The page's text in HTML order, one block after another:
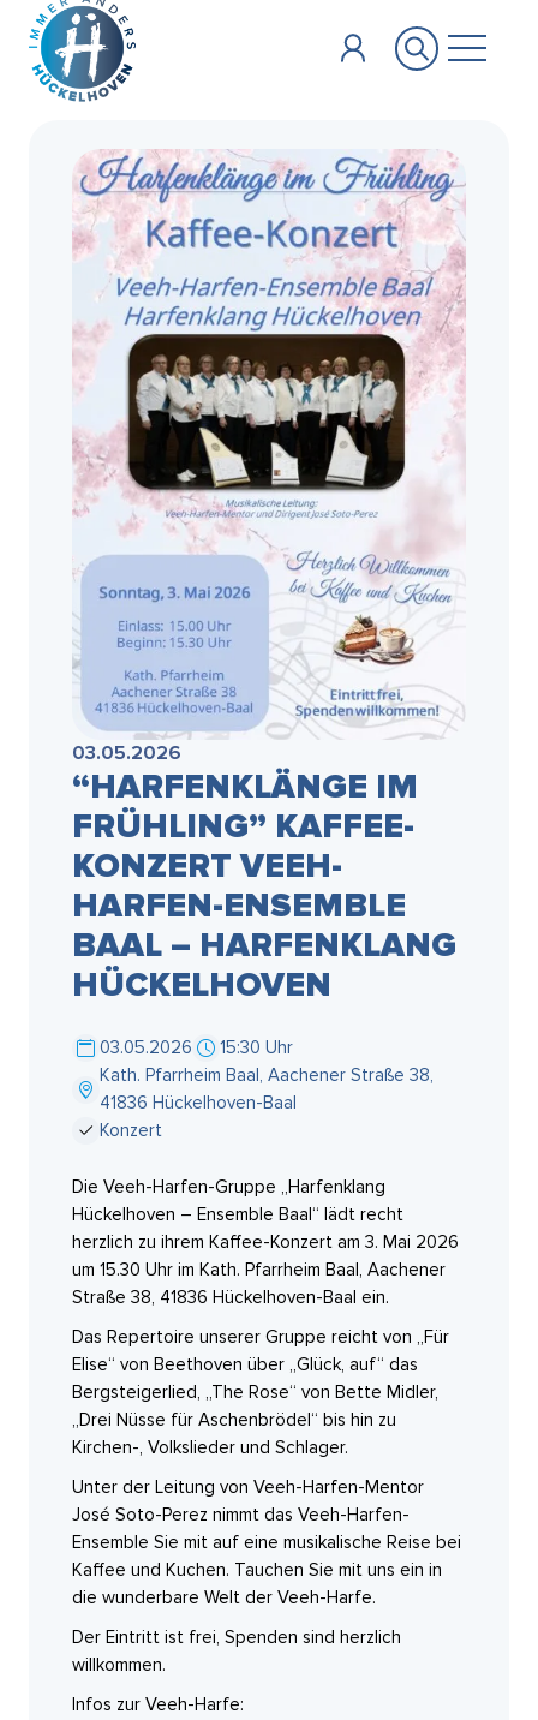
Zum Hauptinhalt springen
03.05.2026
“HARFENKLÄNGE IM
FRÜHLING” KAFFEE-
KONZERT VEEH-
HARFEN-ENSEMBLE
BAAL – HARFENKLANG
HÜCKELHOVEN
03.05.2026
15:30 Uhr
Kath. Pfarrheim Baal, Aachener Straße 38,
41836 Hückelhoven-Baal
Konzert
Die Veeh-Harfen-Gruppe „Harfenklang
Hückelhoven – Ensemble Baal“ lädt recht
herzlich zu ihrem Kaffee-Konzert am 3. Mai 2026
um 15.30 Uhr im Kath. Pfarrheim Baal, Aachener
Straße 38, 41836 Hückelhoven-Baal ein.
Das Repertoire unserer Gruppe reicht von „Für
Elise“ von Beethoven über „Glück, auf“ das
Bergsteigerlied, „The Rose“ von Bette Midler,
„Drei Nüsse für Aschenbrödel“ bis hin zu
Kirchen-, Volkslieder und Schlager.
Unter der Leitung von Veeh-Harfen-Mentor
José Soto-Perez nimmt das Veeh-Harfen-
Ensemble Sie mit auf eine musikalische Reise bei
Kaffee und Kuchen. Tauchen Sie mit uns ein in
die wunderbare Welt der Veeh-Harfe.
Der Eintritt ist frei, Spenden sind herzlich
willkommen.
Infos zur Veeh-Harfe: